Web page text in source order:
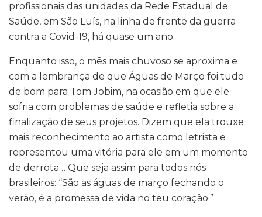
profissionais das unidades da Rede Estadual de
Saúde, em São Luís, na linha de frente da guerra
contra a Covid-19, há quase um ano.
Enquanto isso, o mês mais chuvoso se aproxima e
com a lembrança de que Águas de Março foi tudo
de bom para Tom Jobim, na ocasião em que ele
sofria com problemas de saúde e refletia sobre a
finalização de seus projetos. Dizem que ela trouxe
mais reconhecimento ao artista como letrista e
representou uma vitória para ele em um momento
de derrota… Que seja assim para todos nós
brasileiros: “São as águas de março fechando o
verão, é a promessa de vida no teu coração.”